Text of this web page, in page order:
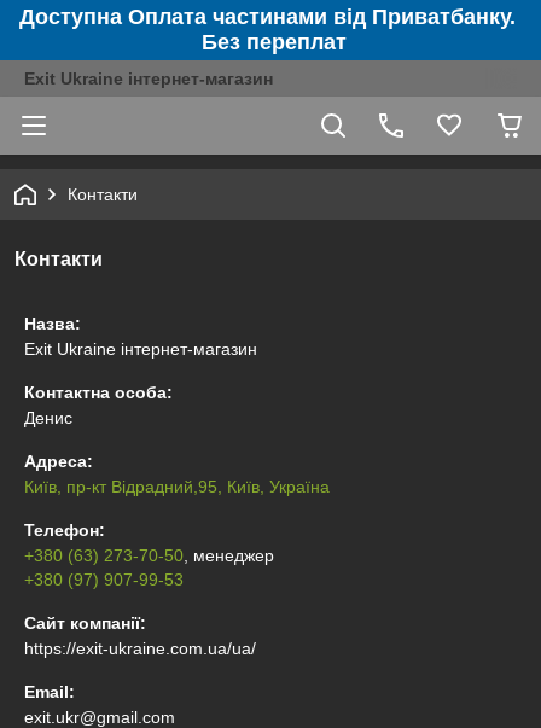
Доступна Оплата частинами від Приватбанку.
Без переплат
Exit Ukraine інтернет-магазин
Контакти
Контакти
Назва:
Exit Ukraine інтернет-магазин
Контактна особа:
Денис
Адреса:
Київ, пр-кт Відрадний,95, Київ, Україна
Телефон:
+380 (63) 273-70-50 , менеджер
+380 (97) 907-99-53
Сайт компанії:
https://exit-ukraine.com.ua/ua/
Email:
exit.ukr@gmail.com